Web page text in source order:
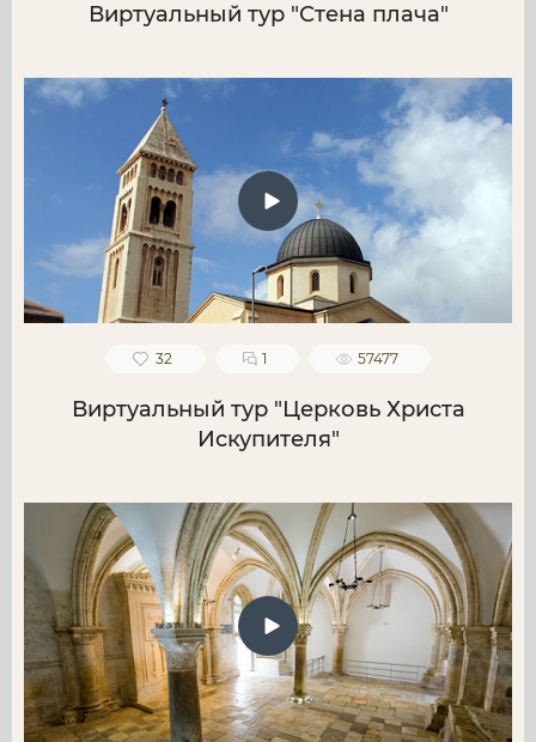
Виртуальный тур "Стена плача"
32 1 57477
Виртуальный тур "Церковь Христа
Искупителя"